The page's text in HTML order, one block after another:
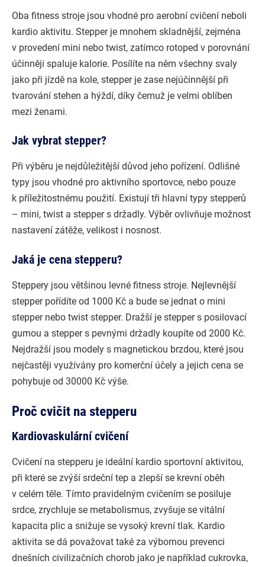
Oba fitness stroje jsou vhodné pro aerobní cvičení neboli
kardio aktivitu. Stepper je mnohem skladnější, zejména
v provedení mini nebo twist, zatímco rotoped v porovnání
účinněji spaluje kalorie. Posílíte na něm všechny svaly
jako při jízdě na kole, stepper je zase nejúčinnější při
tvarování stehen a hýždí, díky čemuž je velmi oblíben
mezi ženami.
Jak vybrat stepper?
Při výběru je nejdůležitější důvod jeho pořízení. Odlišné
typy jsou vhodné pro aktivního sportovce, nebo pouze
k příležitostnému použití. Existují tři hlavní typy stepperů
– mini, twist a stepper s držadly. Výběr ovlivňuje možnost
nastavení zátěže, velikost i nosnost.
Jaká je cena stepperu?
Steppery jsou většinou levné fitness stroje. Nejlevnější
stepper pořídíte od 1000 Kč a bude se jednat o mini
stepper nebo twist stepper. Dražší je stepper s posilovací
gumou a stepper s pevnými držadly koupíte od 2000 Kč.
Nejdražší jsou modely s magnetickou brzdou, které jsou
nejčastěji využívány pro komerční účely a jejich cena se
pohybuje od 30000 Kč výše.
Proč cvičit na stepperu
Kardiovaskulární cvičení
Cvičení na stepperu je ideální kardio sportovní aktivitou,
při které se zvýší srdeční tep a zlepší se krevní oběh
v celém těle. Tímto pravidelným cvičením se posiluje
srdce, zrychluje se metabolismus, zvyšuje se vitální
kapacita plic a snižuje se vysoký krevní tlak. Kardio
aktivita se dá považovat také za výbornou prevenci
dnešních civilizačních chorob jako je například cukrovka,